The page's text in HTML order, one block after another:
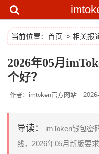
当前位置： 首页 > 相关报
2026年05月
个好？
作者：imtoken官方网站
导读：
imToken钱包密
线，2026年05月新版要